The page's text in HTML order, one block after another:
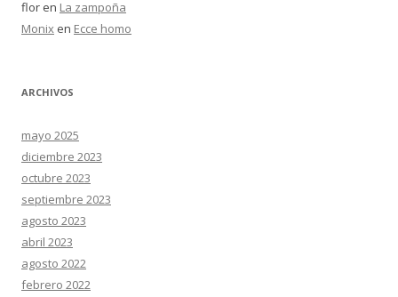
flor en La zampoña
Monix en Ecce homo
ARCHIVOS
mayo 2025
diciembre 2023
octubre 2023
septiembre 2023
agosto 2023
abril 2023
agosto 2022
febrero 2022